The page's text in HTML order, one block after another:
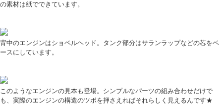
の素材は紙でできています。
背中のエンジンはショベルヘッド。タンク部分はサランラップなどの芯をベ
ースにしています。
このようなエンジンの見本も登場。シンプルなパーツの組み合わせだけで
も、実際のエンジンの構造のツボを押さえればそれらしく見えるんです★